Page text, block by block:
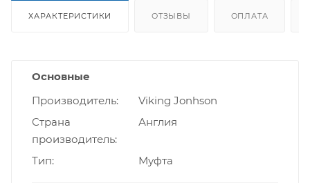
ХАРАКТЕРИСТИКИ ОТЗЫВЫ ОПЛАТА
Основные
Производитель
Viking Jonhson
Страна
производитель
Англия
Тип Муфта